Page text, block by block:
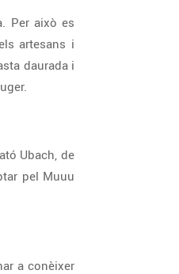
Per això es
artesans i
daurada i
Ubach, de
pel Muuu
a conèixer